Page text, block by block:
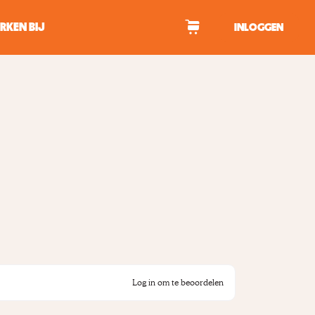
BIJ INLOGGEN
Log in om te beoordelen